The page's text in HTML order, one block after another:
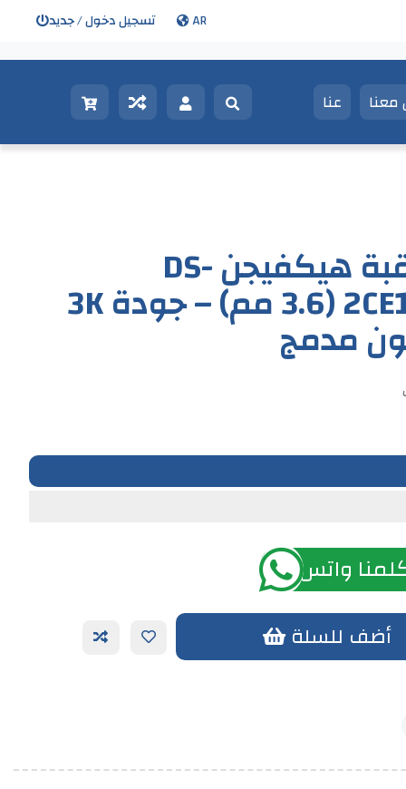
AR تسجيل دخول / جديد
عنا
كاميرا المراقبة هيكفيجن DS-
2CE16K0T-LPFS (3.6 مم) – جودة 3K
مدمج
واتس اب
أضف للسلة